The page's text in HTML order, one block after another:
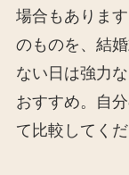
場合もありま
のものを、結
ない日は強力
おすすめ。自
て比較してくだ